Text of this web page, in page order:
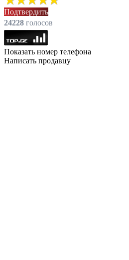
Подтвердить
24228 голоcов
Показать номер телефона
Написать продавцу